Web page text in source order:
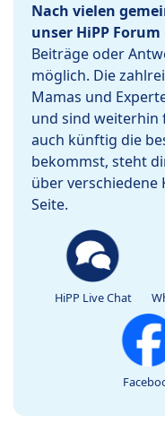
Nach vielen
unser HiPP
Beiträge oder
möglich. Die
Mamas und
und sind weiterhin
auch künftig die
bekommst, steht
über verschiedene
Seite.
HiPP Live Chat